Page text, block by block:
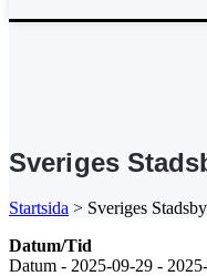
Sveriges
Startsida > Sveriges
Datum/Tid
Datum - 2025-09-29 -